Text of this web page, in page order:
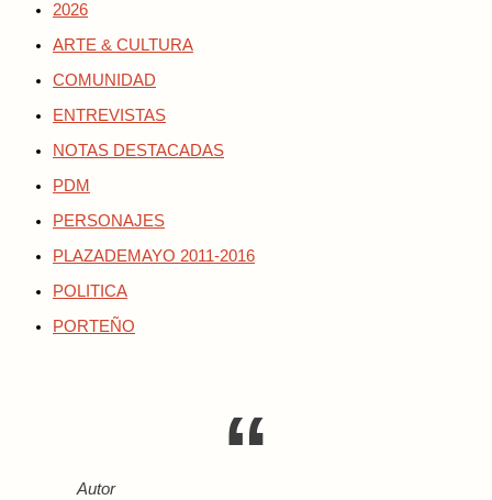
2026
ARTE & CULTURA
COMUNIDAD
ENTREVISTAS
NOTAS DESTACADAS
PDM
PERSONAJES
PLAZADEMAYO 2011-2016
POLITICA
PORTEÑO
Autor